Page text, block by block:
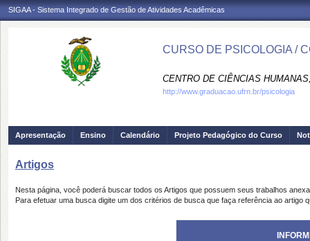
SIGAA - Sistema Integrado de Gestão de Atividades Acadêmicas
CURSO DE PSICOLOGIA /
CENTRO DE CIÊNCIAS
http://www.graduacao.ufrn.br/psicologia
Apresentação Ensino Calendário Projeto Pedagógico do Curso
Artigos
Nesta página, você poderá buscar todos os Artigos que possuem seus trabalhos
Para efetuar uma busca digite um dos critérios de busca que faça referência ao artigo